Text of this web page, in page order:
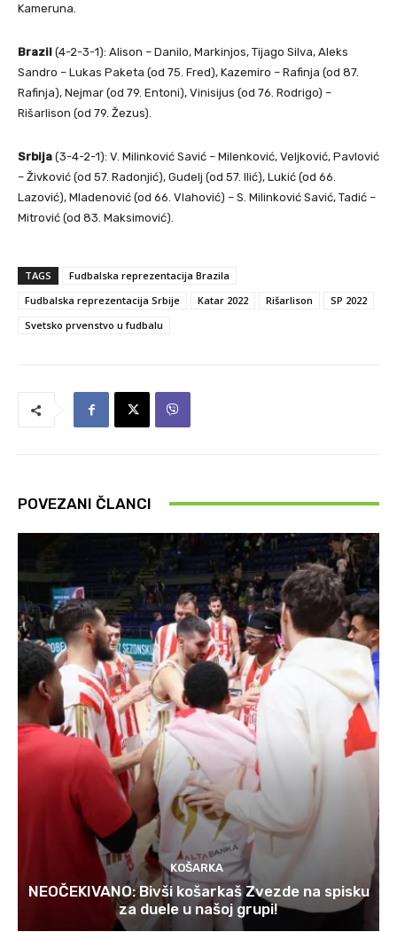
Kameruna.
Brazil (4-2-3-1): Alison – Danilo, Markinjos, Tijago Silva, Aleks
Sandro – Lukas Paketa (od 75. Fred), Kazemiro – Rafinja (od 87.
Rafinja), Nejmar (od 79. Entoni), Vinisijus (od 76. Rodrigo) –
Rišarlison (od 79. Žezus).
Srbija (3-4-2-1): V. Milinković Savić – Milenković, Veljković, Pavlović
– Živković (od 57. Radonjić), Gudelj (od 57. Ilić), Lukić (od 66.
Lazović), Mladenović (od 66. Vlahović) – S. Milinković Savić, Tadić –
Mitrović (od 83. Maksimović).
TAGS
Fudbalska reprezentacija Brazila
Fudbalska reprezentacija Srbije
Katar 2022 Rišarlison
SP 2022
Svetsko prvenstvo u fudbalu
POVEZANI ČLANCI
KOŠARKA
NEOČEKIVANO: Bivši košarkaš Zvezde na spisku
za duele u našoj grupi!